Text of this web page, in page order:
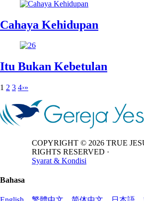
Cahaya Kehidupan
Itu Bukan Kebetulan
1 2 3 4›»
COPYRIGHT © 2026 TRUE
RIGHTS RESERVED ·
Syarat & Kondisi
Bahasa